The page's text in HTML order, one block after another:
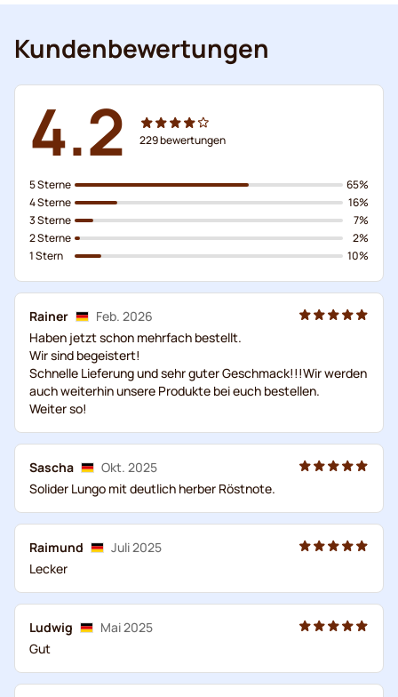
Kundenbewertungen
4.2 229bewertungen
5 Sterne
4 Sterne
3 Sterne
2 Sterne
1 Stern
65%
16%
7%
2%
10%
Rainer
Feb. 2026
Haben jetzt schon mehrfach bestellt.
Wir sind begeistert!
Schnelle Lieferung und sehr guter Geschmack!!!Wir werden
auch weiterhin unsere Produkte bei euch bestellen.
Weiter so!
Sascha
Okt. 2025
Solider Lungo mit deutlich herber Röstnote.
Raimund
Juli 2025
Lecker
Ludwig
Mai 2025
Gut